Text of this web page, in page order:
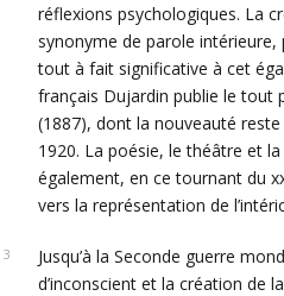
réflexions psychologiques. La
synonyme de parole intérieure,
tout à fait significative à cet
français Dujardin publie le tout
(1887), dont la nouveauté reste
1920. La poésie, le théâtre et
également, en ce tournant du
vers la représentation de
Jusqu’à la Seconde guerre
d’inconscient et la création de